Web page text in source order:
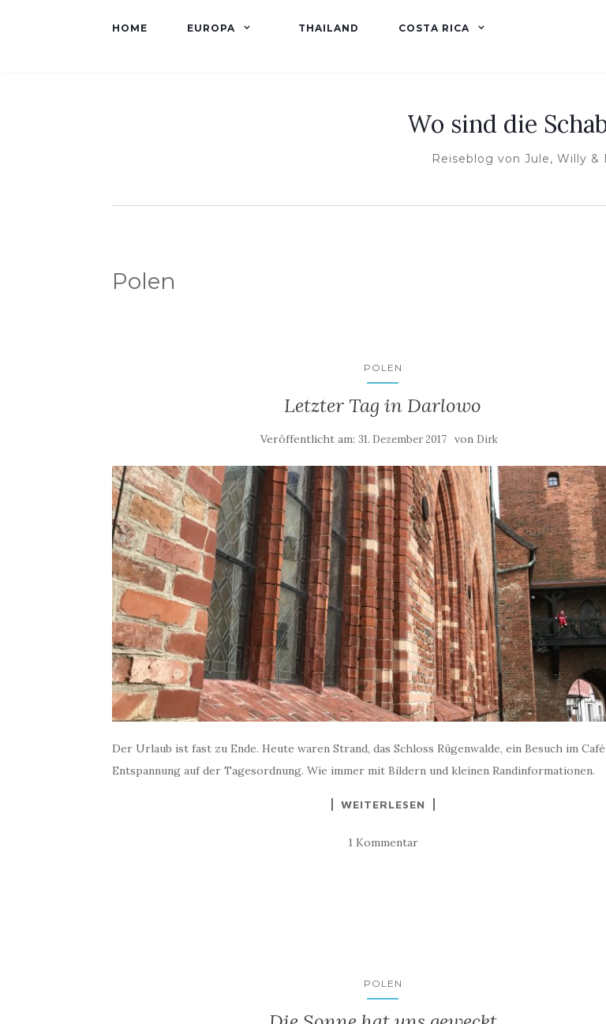
HOME EUROPA THAILAND COSTA RICA
Wo sind die
Reiseblog von Jule, Willy &
Polen
POLEN
Letzter Tag in Darlowo
Veröffentlicht am: 31. Dezember 2017 von Dirk
Der Urlaub ist fast zu Ende. Heute waren Strand, das Schloss Rügenwalde, ein Besuch im
Entspannung auf der Tagesordnung. Wie immer mit Bildern und kleinen Randinformationen.
WEITERLESEN
1 Kommentar
POLEN